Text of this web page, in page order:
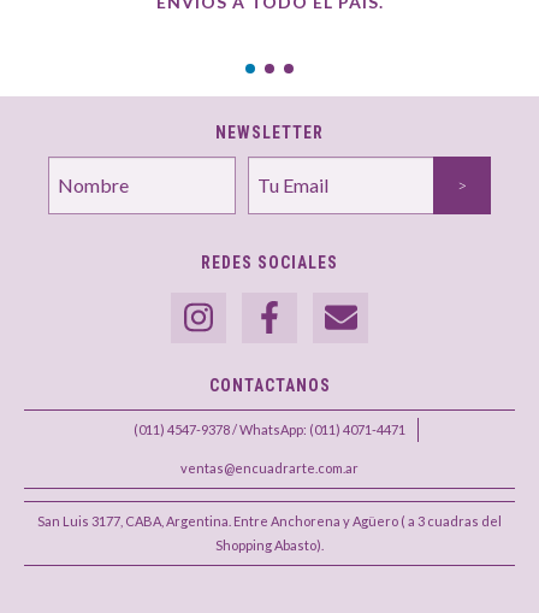
NEWSLETTER
REDES SOCIALES
CONTACTANOS
(011) 4547-9378 / WhatsApp: (011) 4071-4471
ventas@encuadrarte.com.ar
San Luis 3177, CABA, Argentina. Entre Anchorena y Agüero ( a 3 cuadras del
Shopping Abasto).